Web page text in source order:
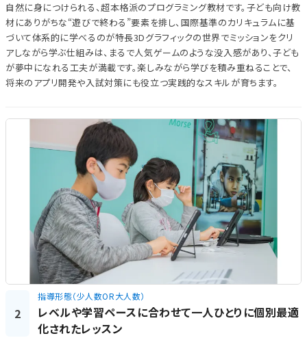
自然に身につけられる、超本格派のプログラミング教材です。子ども向け教
材にありがちな“遊びで終わる”要素を排し、国際基準のカリキュラムに基
づいて体系的に学べるのが特長3Dグラフィックの世界でミッションをクリ
アしながら学ぶ仕組みは、まるで人気ゲームのような没入感があり、子ども
が夢中になれる工夫が満載です。楽しみながら学びを積み重ねることで、
将来のアプリ開発や入試対策にも役立つ実践的なスキルが育ちます。
2
指導形態（少人数OR大人数）
レベルや学習ペースに合わせて一人ひとりに個別最適
化されたレッスン